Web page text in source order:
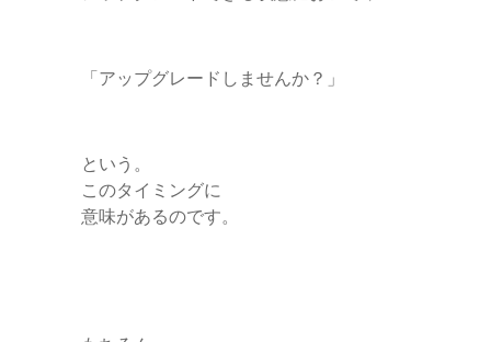
「アップグレードしませんか？」
という。
このタイミングに
意味があるのです。